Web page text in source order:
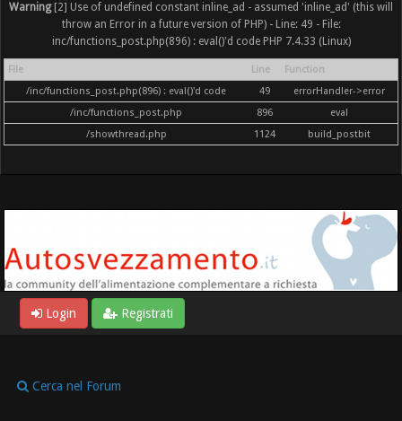
Warning[2] Use of undefined constant inline_ad - assumed 'inline_ad' (this will
throw an Error in a future version of PHP) - Line: 49 - File:
inc/functions_post.php(896) : eval()'d code PHP 7.4.33 (Linux)
File Line
Function
/inc/functions_post.php(896) : eval()'d code
49
errorHandler->error
/inc/functions_post.php
896
eval
/showthread.php
1124 build_postbit
Login Registrati
Cerca nel Forum